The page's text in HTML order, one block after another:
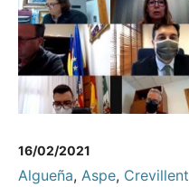
16/02/2021
Algueña, Aspe, Crevillent